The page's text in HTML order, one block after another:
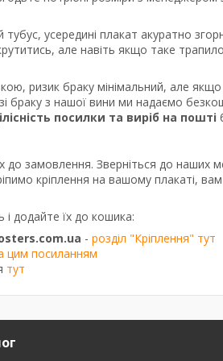
усередині плакат акуратно
але навіть якщо таке
ризик браку мінімальний, але
з нашої вини ми надаємо
посилки та виріб на пошті
до замовлення. Зверніться до наших
кріплення на вашому плакаті,
і додайте їх до кошика:
- розділ "Кріплення" тут
цим посиланням
тут